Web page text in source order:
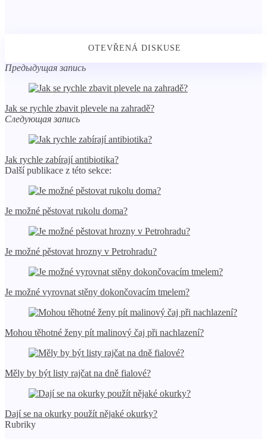
Предыдущая запись
Jak se rychle zbavit plevele na zahradě?
Следующая запись
Jak rychle zabírají antibiotika?
Další publikace z této sekce:
Je možné pěstovat rukolu doma?
Je možné pěstovat hrozny v Petrohradu?
Je možné vyrovnat stěny dokončovacím tmelem?
Mohou těhotné ženy pít malinový čaj při nachlazení?
Měly by být listy rajčat na dně fialové?
Dají se na okurky použít nějaké okurky?
Rubriky